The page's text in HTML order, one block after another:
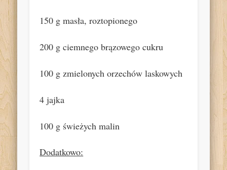
150 g masła, roztopionego
200 g ciemnego brązowego cukru
100 g zmielonych orzechów laskowych
4 jajka
100 g świeżych malin
Dodatkowo: